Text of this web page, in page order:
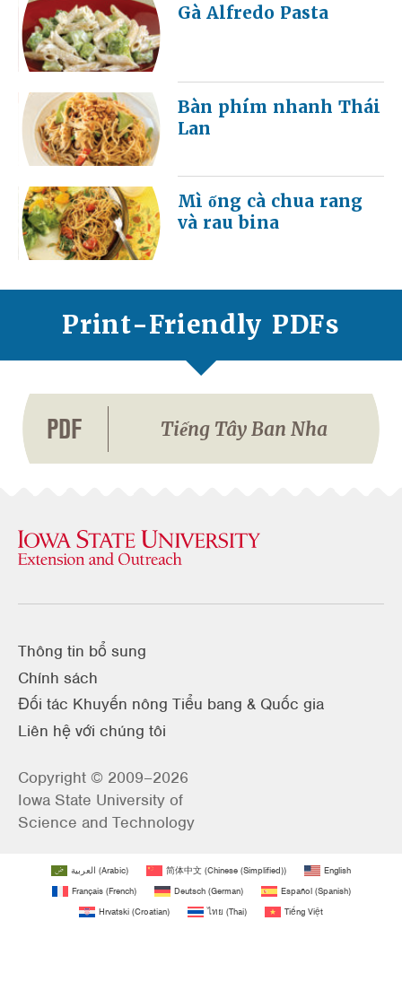
Gà Alfredo Pasta
Bàn phím nhanh Thái
Lan
Mì ống cà chua rang
và rau bina
Print-Friendly PDFs
PDF Tiếng Tây Ban Nha
Thông tin bổ sung
Chính sách
Đối tác Khuyến nông Tiểu bang & Quốc gia
Liên hệ với chúng tôi
Copyright © 2009–2026
Iowa State University of
Science and Technology
العربية (Arabic) 简体中文 (Chinese (Simplified))
English
Français(French) Deutsch(German) Español(Spanish)
Hrvatski (Croatian) ไทย (Thai) Tiếng Việt